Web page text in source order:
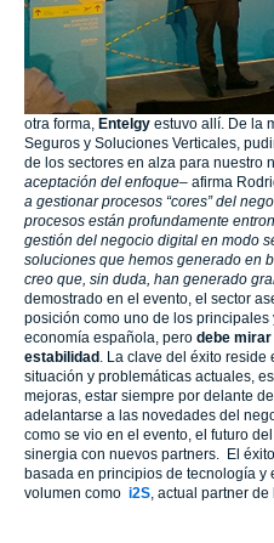
otra forma, Entelgy estuvo allí. De la
Seguros y Soluciones Verticales,
de los sectores en alza para nuestro
aceptación del enfoque– afirma
a gestionar procesos “cores” del
procesos están profundamente
gestión del negocio digital en modo
soluciones que hemos generado en
creo que, sin duda, han generado
demostrado en el evento, el sector
posición como uno de los
economía española, pero debe
estabilidad . La clave del éxito
situación y problemáticas actuales,
mejoras, estar siempre por delante
adelantarse a las novedades del
como se vio en el evento, el futuro
sinergia con nuevos partners. El
basada en principios de tecnología y
volumen como i2S, actual partner de